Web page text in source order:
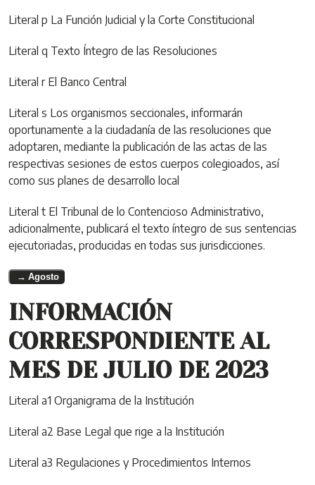
Literal p La Función Judicial y la Corte Constitucional
Literal q Texto Íntegro de las Resoluciones
Literal r El Banco Central
Literal s Los organismos seccionales, informarán
oportunamente a la ciudadanía de las resoluciones que
adoptaren, mediante la publicación de las actas de las
respectivas sesiones de estos cuerpos colegioados, así
como sus planes de desarrollo local
Literal t El Tribunal de lo Contencioso Administrativo,
adicionalmente, publicará el texto íntegro de sus sentencias
ejecutoriadas, producidas en todas sus jurisdicciones.
Agosto
INFORMACIÓN
CORRESPONDIENTE AL
MES DE JULIO DE 2023
Literal a1 Organigrama de la Institución
Literal a2 Base Legal que rige a la Institución
Literal a3 Regulaciones y Procedimientos Internos